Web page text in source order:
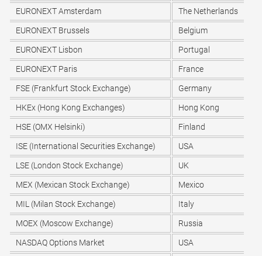
EURONEXT Amsterdam The Netherlands
EURONEXT Brussels Belgium
EURONEXT Lisbon Portugal
EURONEXT Paris France
FSE (Frankfurt Stock Exchange) Germany
HKEx (Hong Kong Exchanges) Hong Kong
HSE (OMX Helsinki) Finland
ISE (International Securities Exchange) USA
LSE (London Stock Exchange) UK
MEX (Mexican Stock Exchange) Mexico
MIL (Milan Stock Exchange) Italy
MOEX (Moscow Exchange) Russia
NASDAQ Options Market USA